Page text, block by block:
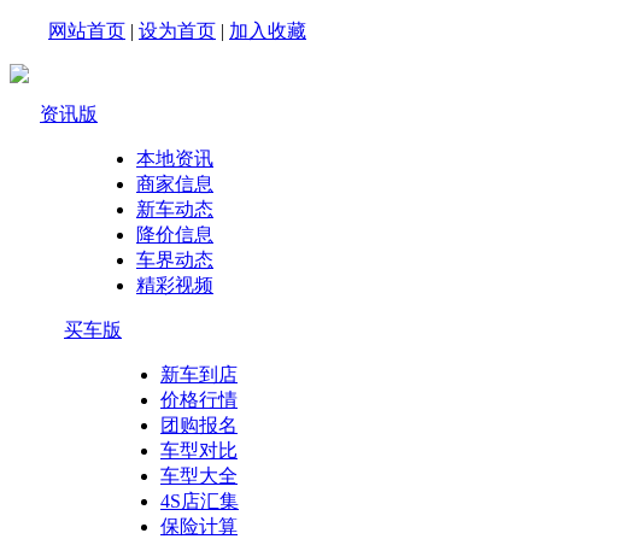
网站首页 | 设为首页 | 加入收藏
资讯版
本地资讯
商家信息
新车动态
降价信息
车界动态
精彩视频
买车版
新车到店
价格行情
团购报名
车型对比
车型大全
4S店汇集
保险计算